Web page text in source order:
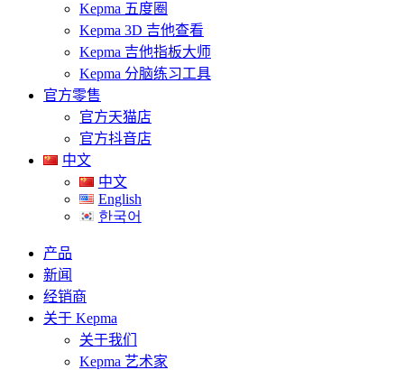
Kepma 五度圈
Kepma 3D 吉他查看
Kepma 吉他指板大师
Kepma 分脑练习工具
官方零售
官方天猫店
官方抖音店
中文
中文
English
한국어
产品
新闻
经销商
关于 Kepma
关于我们
Kepma 艺术家